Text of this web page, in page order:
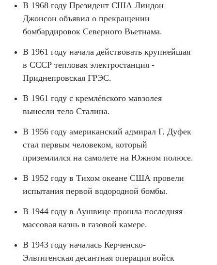
В 1968 году Президент США Линдон
Джонсон объявил о прекращении
бомбардировок Северного Вьетнама.
В 1961 году начала действовать крупнейшая
в СССР тепловая электростанция -
Приднепровская ГРЭС.
В 1961 году с кремлёвского мавзолея
вынесли тело Сталина.
В 1956 году американский адмирал Г. Дуфек
стал первым человеком, который
приземлился на самолете на Южном полюсе.
В 1952 году в Тихом океане США провели
испытания первой водородной бомбы.
В 1944 году в Аушвице прошла последняя
массовая казнь в газовой камере.
В 1943 году началась Керченско-
Эльтигенская десантная операция войск